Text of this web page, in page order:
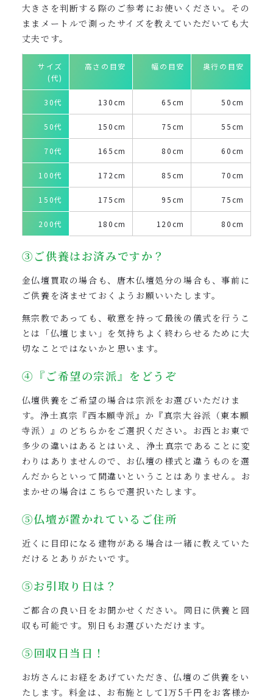
大きさを判断する際のご参考にお使いください。その
ままメートルで測ったサイズを教えていただいても大
丈夫です。
サイズ
(代)
高さの目安 幅の目安 奥行の目安
30代 130cm 65cm 50cm
50代 150cm 75cm 55cm
70代 165cm 80cm 60cm
100代 172cm 85cm 70cm
150代 175cm 95cm 75cm
200代 180cm 120cm 80cm
③ご供養はお済みですか？
金仏壇買取の場合も、唐木仏壇処分の場合も、事前に
ご供養を済ませておくようお願いいたします。
無宗教であっても、敬意を持って最後の儀式を行うこ
とは「仏壇じまい」を気持ちよく終わらせるために大
切なことではないかと思います。
④『ご希望の宗派』をどうぞ
仏壇供養をご希望の場合は宗派をお選びいただけま
す。浄土真宗『西本願寺派』か『真宗大谷派（東本願
寺派）』のどちらかをご選択ください。お西とお東で
多少の違いはあるとはいえ、浄土真宗であることに変
わりはありませんので、お仏壇の様式と違うものを選
んだからといって間違いということはありません。お
まかせの場合はこちらで選択いたします。
⑤仏壇が置かれているご住所
近くに目印になる建物がある場合は一緒に教えていた
だけるとありがたいです。
⑤お引取り日は？
ご都合の良い日をお聞かせください。同日に供養と回
収も可能です。別日もお選びいただけます。
⑤回収日当日！
お坊さんにお経をあげていただき、仏壇のご供養をい
たします。料金は、お布施として1万5千円をお客様か